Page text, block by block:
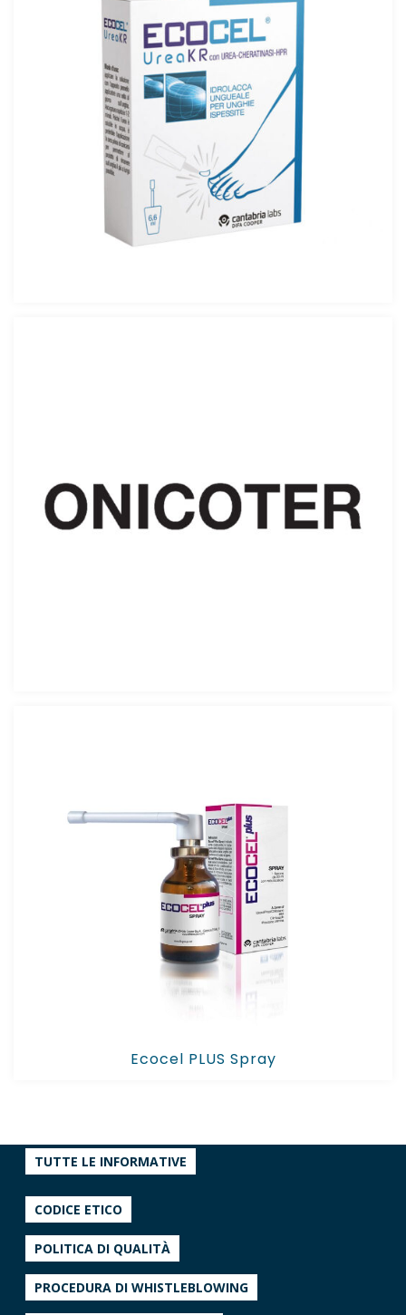
Ecocel PLUS Spray
TUTTE LE INFORMATIVE
CODICE ETICO
POLITICA DI QUALITÀ
PROCEDURA DI WHISTLEBLOWING